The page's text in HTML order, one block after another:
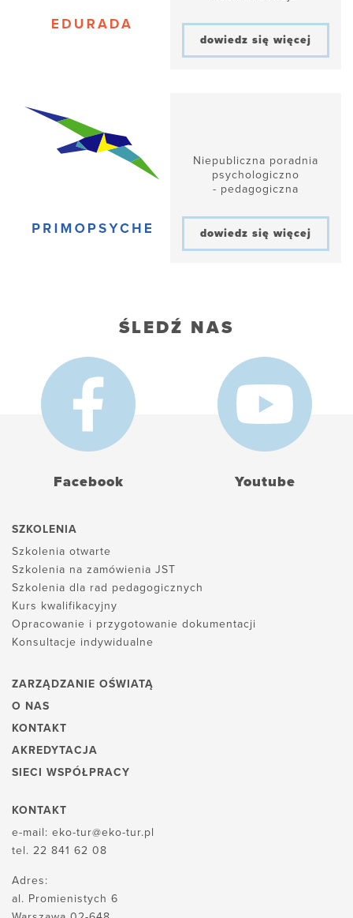
dowiedz się więcej
Niepubliczna poradnia
psychologiczno
- pedagogiczna
dowiedz się więcej
ŚLEDŹ NAS
Facebook Youtube
SZKOLENIA
Szkolenia otwarte
Szkolenia na zamówienia JST
Szkolenia dla rad pedagogicznych
Kurs kwalifikacyjny
Opracowanie i przygotowanie dokumentacji
Konsultacje indywidualne
ZARZĄDZANIE OŚWIATĄ
O NAS
KONTAKT
AKREDYTACJA
SIECI WSPÓŁPRACY
KONTAKT
e-mail: eko-tur@eko-tur.pl
tel. 22 841 62 08
Adres:
al. Promienistych 6